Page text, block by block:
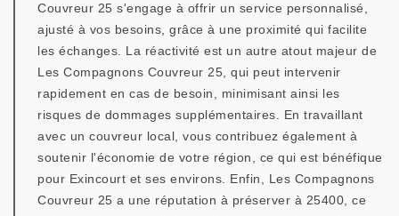
Couvreur 25 s'engage à offrir un service personnalisé,
ajusté à vos besoins, grâce à une proximité qui facilite
les échanges. La réactivité est un autre atout majeur de
Les Compagnons Couvreur 25, qui peut intervenir
rapidement en cas de besoin, minimisant ainsi les
risques de dommages supplémentaires. En travaillant
avec un couvreur local, vous contribuez également à
soutenir l'économie de votre région, ce qui est bénéfique
pour Exincourt et ses environs. Enfin, Les Compagnons
Couvreur 25 a une réputation à préserver à 25400, ce